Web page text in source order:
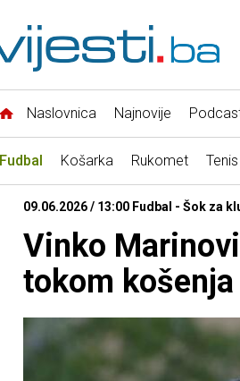
Naslovnica Najnovije
Fudbal Košarka Rukomet Tenis
09.06.2026 / 13:00 Fudbal - Šok za
Vinko
tokom